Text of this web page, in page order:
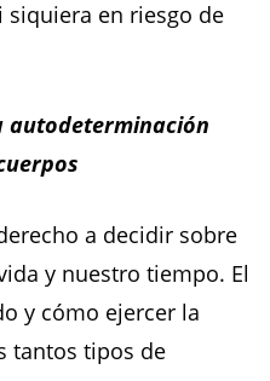
siquiera en riesgo de
autodeterminación
a decidir sobre
y nuestro tiempo. El
y cómo ejercer la
tantos tipos de